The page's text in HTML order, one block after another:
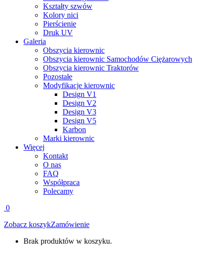
Kształty szwów
Kolory nici
Pierścienie
Druk UV
Galeria
Obszycia kierownic
Obszycia kierownic Samochodów Ciężarowych
Obszycia kierownic Traktorów
Pozostałe
Modyfikacje kierownic
Design V1
Design V2
Design V3
Design V5
Karbon
Marki kierownic
Więcej
Kontakt
O nas
FAQ
Współpraca
Polecamy
0
Zobacz koszykZamówienie
Brak produktów w koszyku.